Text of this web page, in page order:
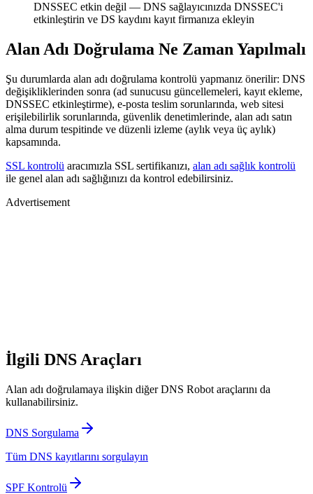
DNSSEC etkin değil — DNS sağlayıcınızda DNSSEC'i
etkinleştirin ve DS kaydını kayıt firmanıza ekleyin
Alan Adı Doğrulama Ne Zaman Yapılmalı
Şu durumlarda alan adı doğrulama kontrolü yapmanız önerilir: DNS
değişikliklerinden sonra (ad sunucusu güncellemeleri, kayıt ekleme,
DNSSEC etkinleştirme), e-posta teslim sorunlarında, web sitesi
erişilebilirlik sorunlarında, güvenlik denetimlerinde, alan adı satın
alma durum tespitinde ve düzenli izleme (aylık veya üç aylık)
kapsamında.
SSL kontrolü aracımızla SSL sertifikanızı, alan adı sağlık kontrolü
ile genel alan adı sağlığınızı da kontrol edebilirsiniz.
Advertisement
İlgili DNS Araçları
Alan adı doğrulamaya ilişkin diğer DNS Robot araçlarını da
kullanabilirsiniz.
DNS Sorgulama
Tüm DNS kayıtlarını sorgulayın
SPF Kontrolü